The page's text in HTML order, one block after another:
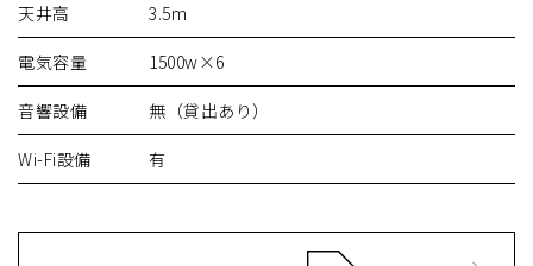
天井高 3.5m
電気容量 1500w×6
音響設備 無（貸出あり）
Wi-Fi設備 有